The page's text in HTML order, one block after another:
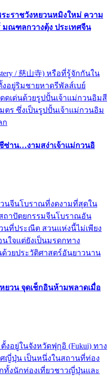
ระราชวังหยวนหมิงใหม่ ความ
ณฑลกวางตุ้ง ประเทศจีน
/ 慈山寺) หรือที่รู้จักกันใน
อยู่ริมชายหาดรีพัลส์เบย์
ดดเด่นด้วยรูปปั้นเจ้าแม่กวนอิมสี
ตร ซึ่งเป็นรูปปั้นเจ้าแม่กวนอิม
ก
ซีซ่าน…งามสง่าเจ้าแม่กวนอิ
นจีนโบราณที่งดงามที่สุดใน
สถาปัตยกรรมจีนโบราณอัน
นที่ประณีต สวนแห่งนี้ไม่เพียง
ใจแต่ยังเป็นมรดกทาง
วยประวัติศาสตร์อันยาวนาน
ยวน จุดเช็กอินห้ามพลาดเมื่อ
งอยู่ในจังหวัดฟุกุอิ (Fukui) ทาง
ญี่ปุ่น เป็นหนึ่งในสถานที่ท่อง
ทั้งนักท่องเที่ยวชาวญี่ปุ่นและ